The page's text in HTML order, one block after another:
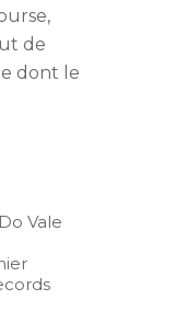
de
dont le
Vale